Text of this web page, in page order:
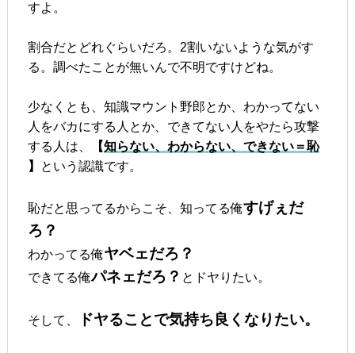
すよ。
割合だとどれぐらいだろ。2割いないような気がす
る。調べたことが無いんで不明ですけどね。
少なくとも、知識マウント野郎とか、わかってない
人をバカにする人とか、できてない人をやたら攻撃
する人は、
【知らない、わからない、できない＝恥
】
という認識です。
恥だと思ってるからこそ、知ってる俺すげぇだ
ろ？
わかってる俺ヤベェだろ？
できてる俺パネェだろ？ とドヤりたい。
そして、 ドヤることで気持ち良くなりたい。